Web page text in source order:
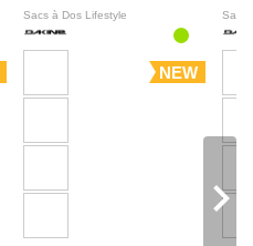
Sacs à Dos Lifestyle
NEW
Sacs
navigate_next